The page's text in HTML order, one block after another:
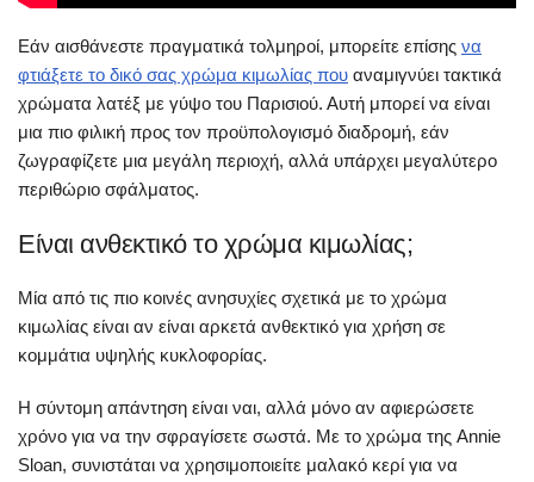
Εάν αισθάνεστε πραγματικά τολμηροί, μπορείτε επίσης να
φτιάξετε το δικό σας χρώμα κιμωλίας που αναμιγνύει τακτικά
χρώματα λατέξ με γύψο του Παρισιού. Αυτή μπορεί να είναι
μια πιο φιλική προς τον προϋπολογισμό διαδρομή, εάν
ζωγραφίζετε μια μεγάλη περιοχή, αλλά υπάρχει μεγαλύτερο
περιθώριο σφάλματος.
Είναι ανθεκτικό το χρώμα κιμωλίας;
Μία από τις πιο κοινές ανησυχίες σχετικά με το χρώμα
κιμωλίας είναι αν είναι αρκετά ανθεκτικό για χρήση σε
κομμάτια υψηλής κυκλοφορίας.
Η σύντομη απάντηση είναι ναι, αλλά μόνο αν αφιερώσετε
χρόνο για να την σφραγίσετε σωστά. Με το χρώμα της Annie
Sloan, συνιστάται να χρησιμοποιείτε μαλακό κερί για να